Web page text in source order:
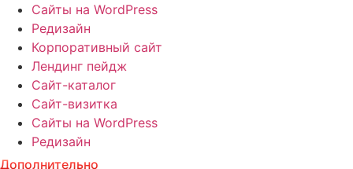
Сайты на WordPress
Редизайн
Корпоративный сайт
Лендинг пейдж
Сайт-каталог
Сайт-визитка
Сайты на WordPress
Редизайн
Дополнительно